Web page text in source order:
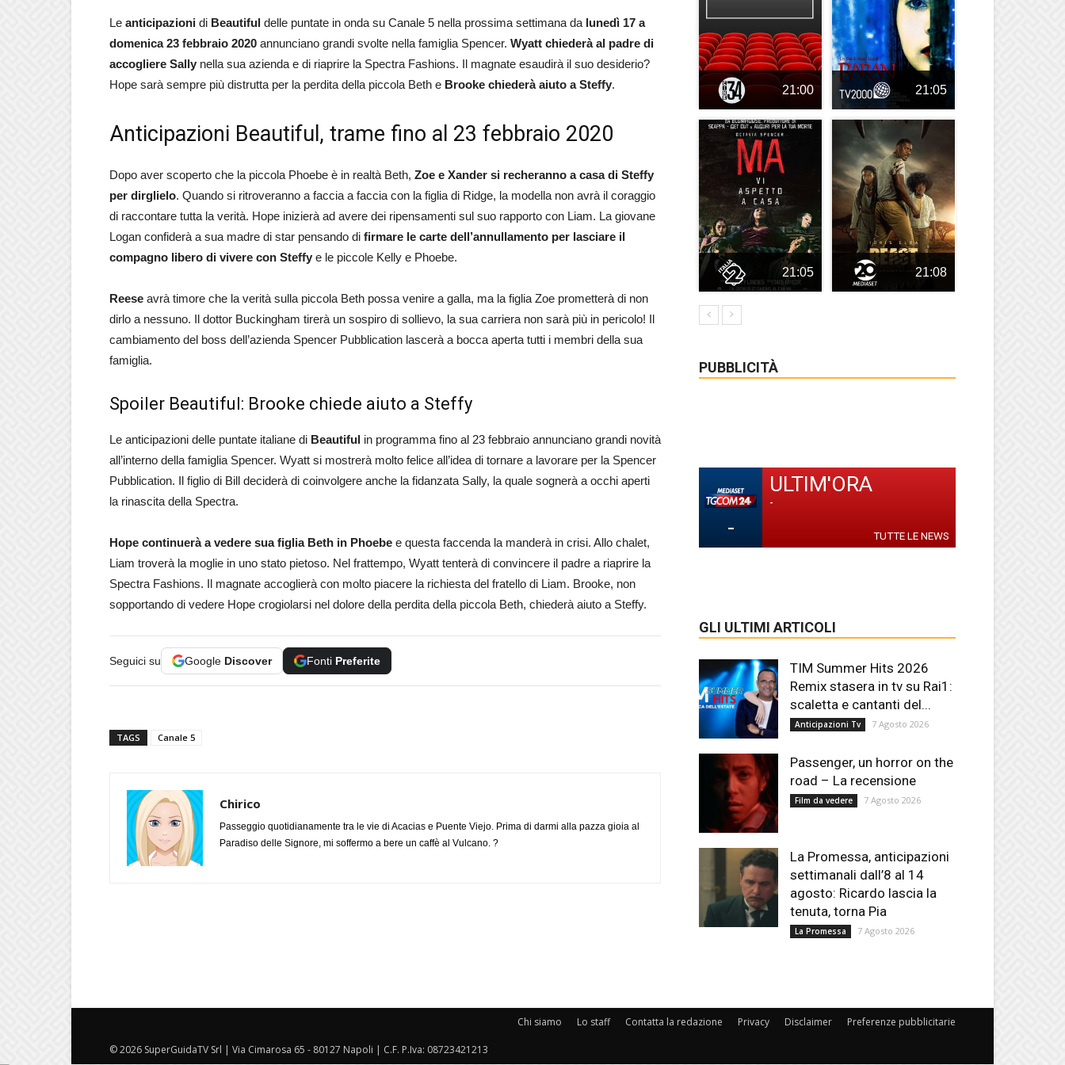
Le anticipazioni di Beautiful delle puntate in onda su Canale 5 nella prossima settimana da lunedì 17 a
domenica 23 febbraio 2020 annunciano grandi svolte nella famiglia Spencer. Wyatt chiederà al padre di
accogliere Sally nella sua azienda e di riaprire la Spectra Fashions. Il magnate esaudirà il suo desiderio?
Hope sarà sempre più distrutta per la perdita della piccola Beth e Brooke chiederà aiuto a Steffy.
Anticipazioni Beautiful, trame fino al 23 febbraio 2020
Dopo aver scoperto che la piccola Phoebe è in realtà Beth, Zoe e Xander si recheranno a casa di Steffy
per dirglielo. Quando si ritroveranno a faccia a faccia con la figlia di Ridge, la modella non avrà il coraggio
di raccontare tutta la verità. Hope inizierà ad avere dei ripensamenti sul suo rapporto con Liam. La giovane
Logan confiderà a sua madre di star pensando di firmare le carte dell’annullamento per lasciare il
compagno libero di vivere con Steffy e le piccole Kelly e Phoebe.
Reese avrà timore che la verità sulla piccola Beth possa venire a galla, ma la figlia Zoe prometterà di non
dirlo a nessuno. Il dottor Buckingham tirerà un sospiro di sollievo, la sua carriera non sarà più in pericolo! Il
cambiamento del boss dell’azienda Spencer Pubblication lascerà a bocca aperta tutti i membri della sua
famiglia.
Spoiler Beautiful: Brooke chiede aiuto a Steffy
Le anticipazioni delle puntate italiane di Beautiful in programma fino al 23 febbraio annunciano grandi novità
all’interno della famiglia Spencer. Wyatt si mostrerà molto felice all’idea di tornare a lavorare per la Spencer
Pubblication. Il figlio di Bill deciderà di coinvolgere anche la fidanzata Sally, la quale sognerà a occhi aperti
la rinascita della Spectra.
Hope continuerà a vedere sua figlia Beth in Phoebe e questa faccenda la manderà in crisi. Allo chalet,
Liam troverà la moglie in uno stato pietoso. Nel frattempo, Wyatt tenterà di convincere il padre a riaprire la
Spectra Fashions. Il magnate accoglierà con molto piacere la richiesta del fratello di Liam. Brooke, non
sopportando di vedere Hope crogiolarsi nel dolore della perdita della piccola Beth, chiederà aiuto a Steffy.
Seguici su Google Discover Fonti Preferite
TAGS Canale 5
Chirico
Passeggio quotidianamente tra le vie di Acacias e Puente Viejo. Prima di darmi alla pazza gioia al
Paradiso delle Signore, mi soffermo a bere un caffè al Vulcano. ?
21:00 21:05
21:05 21:08
PUBBLICITÀ
-
ULTIM'ORA
-
TUTTE LE NEWS
GLI ULTIMI ARTICOLI
TIM Summer Hits 2026
Remix stasera in tv su Rai1:
scaletta e cantanti del...
Anticipazioni Tv 7 Agosto 2026
Passenger, un horror on the
road – La recensione
Film da vedere 7 Agosto 2026
La Promessa, anticipazioni
settimanali dall’8 al 14
agosto: Ricardo lascia la
tenuta, torna Pia
La Promessa 7 Agosto 2026
Chi siamo Lo staff Contatta la redazione Privacy Disclaimer Preferenze pubblicitarie
© 2026 SuperGuidaTV Srl | Via Cimarosa 65 - 80127 Napoli | C.F. P.Iva: 08723421213